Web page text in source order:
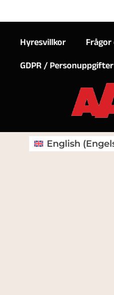
Hyresvillkor
GDPR / Personuppgifter
English (